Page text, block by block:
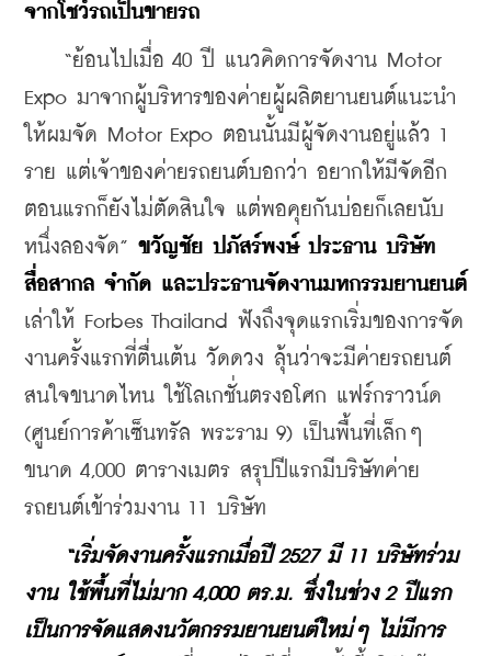
จากโชว์รถเป็นขายรถ
“ย้อนไปเมื่อ 40 ปี แนวคิดการจัดงาน Motor
Expo มาจากผู้บริหารของค่ายผู้ผลิตยานยนต์แนะนำ
ให้ผมจัด Motor Expo ตอนนั้นมีผู้จัดงานอยู่แล้ว 1
ราย แต่เจ้าของค่ายรถยนต์บอกว่า อยากให้มีจัดอีก
ตอนแรกก็ยังไม่ตัดสินใจ แต่พอคุยกันบ่อยก็เลยนับ
หนึ่งลองจัด” ขวัญชัย ปภัสร์พงษ์ ประธาน บริษัท
สื่อสากล จำกัด และประธานจัดงานมหกรรมยานยนต์
เล่าให้ Forbes Thailand ฟังถึงจุดแรกเริ่มของการจัด
งานครั้งแรกที่ตื่นเต้น วัดดวง ลุ้นว่าจะมีค่ายรถยนต์
สนใจขนาดไหน ใช้โลเกชั่นตรงอโศก แฟร์กราวน์ด
(ศูนย์การค้าเซ็นทรัล พระราม 9) เป็นพื้นที่เล็กๆ
ขนาด 4,000 ตารางเมตร สรุปปีแรกมีบริษัทค่าย
รถยนต์เข้าร่วมงาน 11 บริษัท
“เริ่มจัดงานครั้งแรกเมื่อปี 2527 มี 11 บริษัทร่วม
งาน ใช้พื้นที่ไม่มาก 4,000 ตร.ม. ซึ่งในช่วง 2 ปีแรก
เป็นการจัดแสดงนวัตกรรมยานยนต์ใหม่ๆ ไม่มีการ